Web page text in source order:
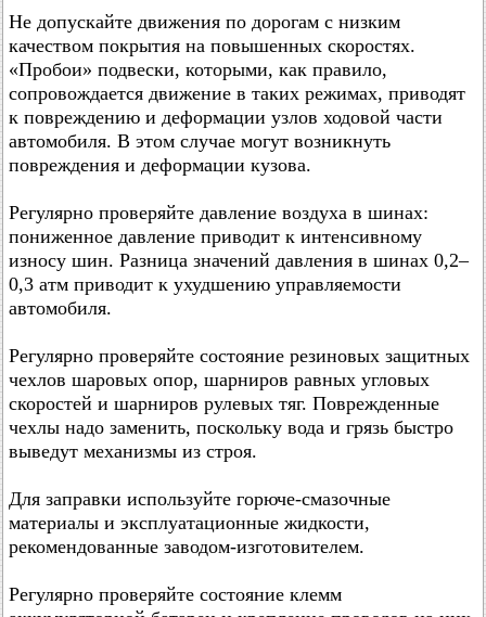
Не допускайте движения по дорогам с низким
качеством покрытия на повышенных скоростях.
«Пробои» подвески, которыми, как правило,
сопровождается движение в таких режимах, приводят
к повреждению и деформации узлов ходовой части
автомобиля. В этом случае могут возникнуть
повреждения и деформации кузова.
Регулярно проверяйте давление воздуха в шинах:
пониженное давление приводит к интенсивному
износу шин. Разница значений давления в шинах 0,2–
0,3 атм приводит к ухудшению управляемости
автомобиля.
Регулярно проверяйте состояние резиновых защитных
чехлов шаровых опор, шарниров равных угловых
скоростей и шарниров рулевых тяг. Поврежденные
чехлы надо заменить, поскольку вода и грязь быстро
выведут механизмы из строя.
Для заправки используйте горюче-смазочные
материалы и эксплуатационные жидкости,
рекомендованные заводом-изготовителем.
Регулярно проверяйте состояние клемм